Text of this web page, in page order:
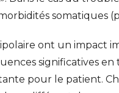
somatiques
ont un impact
significatives
pour le patient.